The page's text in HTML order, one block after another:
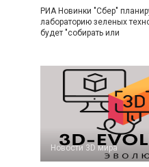
РИА Новинки "Сбер"
лабораторию зеленых
будет "собирать или
Новости 3D мира